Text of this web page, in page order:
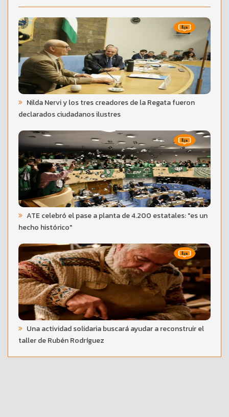
Nilda Nervi y los tres creadores de la Regata fueron
declarados ciudadanos ilustres
ATE celebró el pase a planta de 4.200 estatales: "es un
hecho histórico"
Una actividad solidaria buscará ayudar a reconstruir el
taller de Rubén Rodríguez